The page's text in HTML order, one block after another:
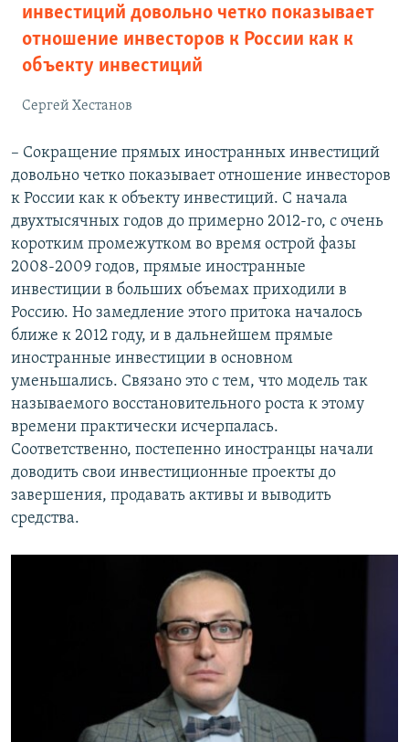
инвестиций довольно четко показывает
отношение инвесторов к России как к
объекту инвестиций
Сергей Хестанов
– Сокращение прямых иностранных инвестиций
довольно четко показывает отношение инвесторов
к России как к объекту инвестиций. С начала
двухтысячных годов до примерно 2012-го, с очень
коротким промежутком во время острой фазы
2008-2009 годов, прямые иностранные
инвестиции в больших объемах приходили в
Россию. Но замедление этого притока началось
ближе к 2012 году, и в дальнейшем прямые
иностранные инвестиции в основном
уменьшались. Связано это с тем, что модель так
называемого восстановительного роста к этому
времени практически исчерпалась.
Соответственно, постепенно иностранцы начали
доводить свои инвестиционные проекты до
завершения, продавать активы и выводить
средства.